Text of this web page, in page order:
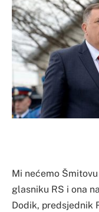
Mi nećemo
glasniku RS i ona
Dodik, predsjednik